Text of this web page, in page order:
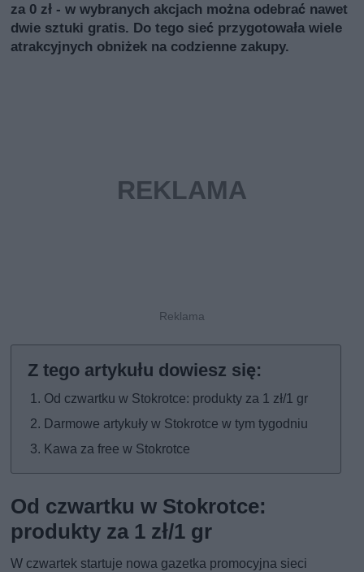
za 0 zł - w wybranych akcjach można odebrać nawet
dwie sztuki gratis. Do tego sieć przygotowała wiele
atrakcyjnych obniżek na codzienne zakupy.
Od czwartku w Stokrotce: produkty za 1 zł/1 gr
Darmowe artykuły w Stokrotce w tym tygodniu
Kawa za free w Stokrotce
Od czwartku w Stokrotce:
produkty za 1 zł/1 gr
W czwartek startuje nowa gazetka promocyjna sieci